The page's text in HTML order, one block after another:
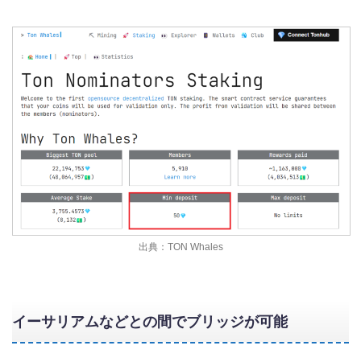
出典：TON Whales
イーサリアムなどとの間でブリッジが可能